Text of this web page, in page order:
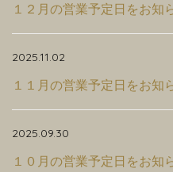
１２月の営業予定日をお知
2025.11.02
１１月の営業予定日をお知
2025.09.30
１０月の営業予定日をお知